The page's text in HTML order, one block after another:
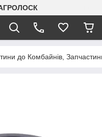
АГРОЛОСК
до Комбайнів,